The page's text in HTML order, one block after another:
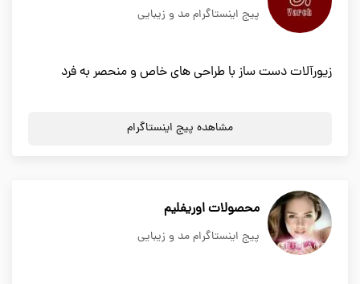
پیج اینستاگرام مد و زیبایی
زیورآلات دست ساز با طراحی های خاص و منحصر به فرد
مشاهده پیج اینستاگرام
محصولات اوریفلیم
پیج اینستاگرام مد و زیبایی